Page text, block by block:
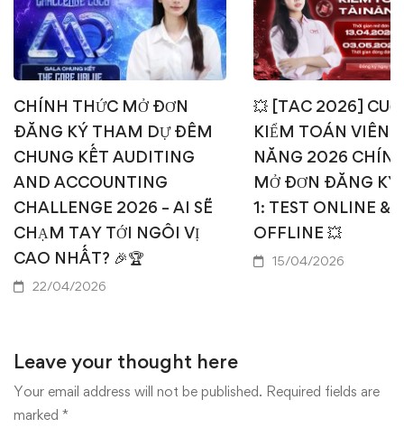
CHÍNH THỨC MỞ ĐƠN
ĐĂNG KÝ THAM DỰ ĐÊM
CHUNG KẾT AUDITING
AND ACCOUNTING
CHALLENGE 2026 – AI SẼ
CHẠM TAY TỚI NGÔI VỊ
CAO NHẤT? 🎉🏆
22/04/2026
💥 [TAC 2026]
KIỂM TOÁN VIÊN
NĂNG 2026
MỞ ĐƠN ĐĂNG KÝ
1: TEST ONLINE &
OFFLINE 💥
15/04/2026
Leave your thought here
Your email address will not be published. Required fields are
marked *